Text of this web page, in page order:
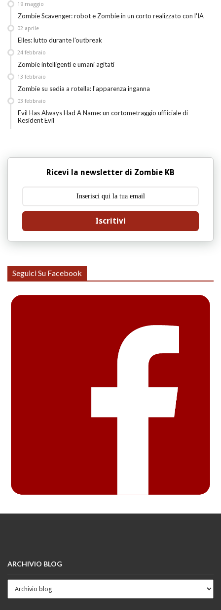
Zombie Scavenger: robot e Zombie in un corto realizzato con l'IA
19 maggio
Elles: lutto durante l'outbreak
02 aprile
Zombie intelligenti e umani agitati
24 febbraio
Zombie su sedia a rotella: l'apparenza inganna
13 febbraio
Evil Has Always Had A Name: un cortometraggio uffiiciale di
Resident Evil
03 febbraio
Ricevi la newsletter di Zombie KB
Iscritivi
Seguici Su Facebook
ARCHIVIO BLOG